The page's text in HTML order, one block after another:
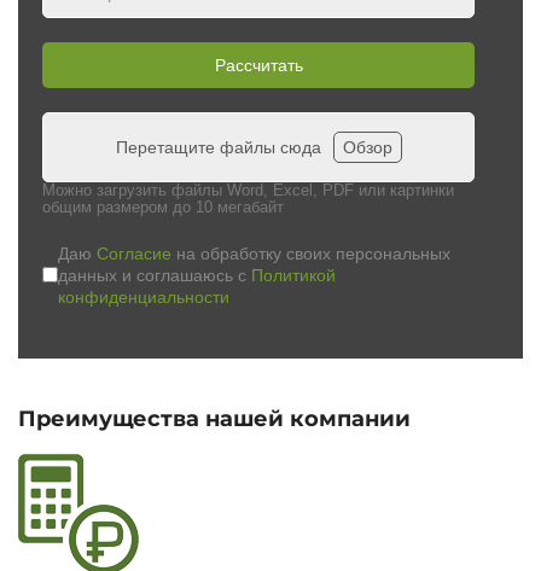
Рассчитать
Перетащите файлы сюда Обзор
Можно загрузить файлы Word, Excel, PDF или картинки
общим размером до 10 мегабайт
Даю Согласие на обработку своих персональных
данных и соглашаюсь с Политикой
конфиденциальности
Преимущества нашей компании